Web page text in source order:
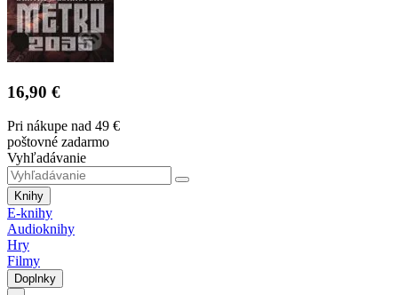
16,90 €
Pri nákupe nad 49 €
poštovné zadarmo
Vyhľadávanie
Knihy
E-knihy
Audioknihy
Hry
Filmy
Doplnky